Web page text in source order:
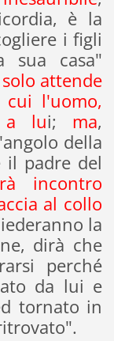
è la
i figli
sua casa"
attende
l'uomo,
a lui; ma,
della
il padre del
incontro
al collo
la
dirà che
perché
da lui e
tornato in